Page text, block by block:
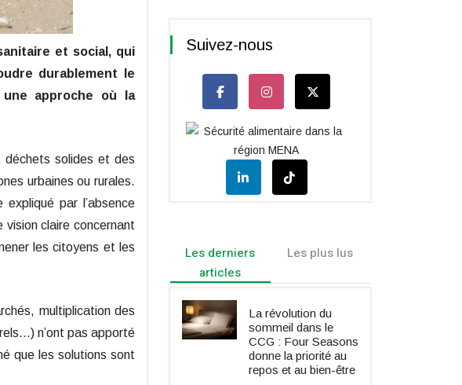
et social, qui
durablement le
approche où la
déchets solides et des
urbaines ou rurales.
par l’absence
vision claire concernant
les citoyens et les
multiplication des
n’ont pas apporté
que les solutions sont
Suivez-nous
Les derniers
articles
Les plus lus
La révolution du
sommeil dans le
CCG : Four Seasons
donne la priorité au
repos et au bien-être